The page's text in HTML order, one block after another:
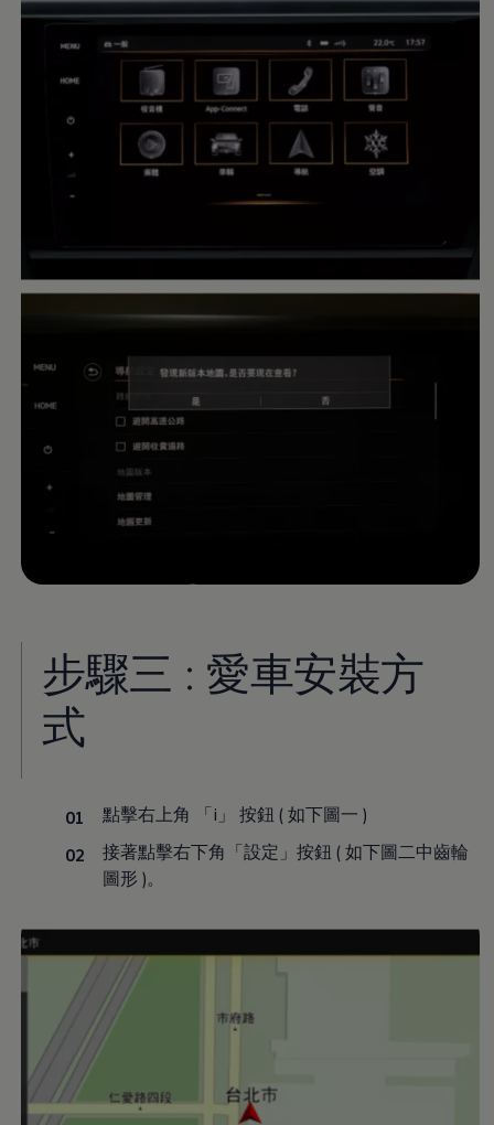
低額月付分期方案
租賃
人才招募
步驟三 : 愛車安裝方
式
點擊右上角 「i」 按鈕 ( 如下圖一 )
接著點擊右下角「設定」按鈕 ( 如下圖二中齒輪
圖形 )。